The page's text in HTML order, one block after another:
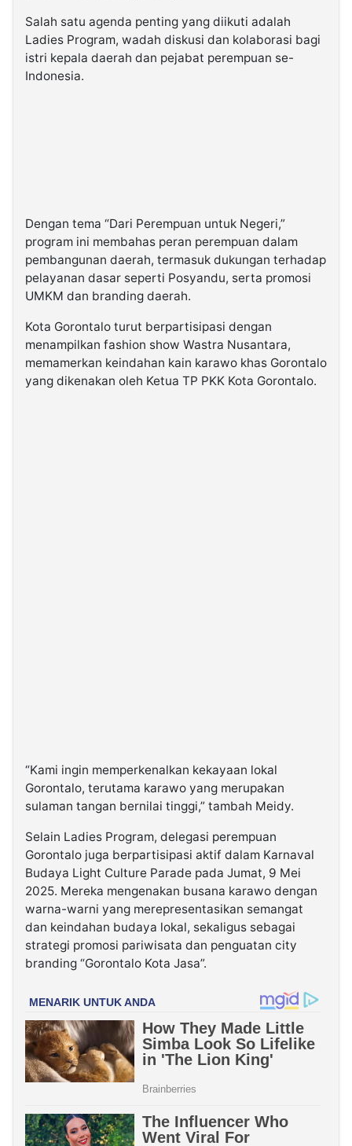
Salah satu agenda penting yang diikuti adalah
Ladies Program, wadah diskusi dan kolaborasi bagi
istri kepala daerah dan pejabat perempuan se-
Indonesia.
Dengan tema “Dari Perempuan untuk Negeri,”
program ini membahas peran perempuan dalam
pembangunan daerah, termasuk dukungan terhadap
pelayanan dasar seperti Posyandu, serta promosi
UMKM dan branding daerah.
Kota Gorontalo turut berpartisipasi dengan
menampilkan fashion show Wastra Nusantara,
memamerkan keindahan kain karawo khas Gorontalo
yang dikenakan oleh Ketua TP PKK Kota Gorontalo.
“Kami ingin memperkenalkan kekayaan lokal
Gorontalo, terutama karawo yang merupakan
sulaman tangan bernilai tinggi,” tambah Meidy.
Selain Ladies Program, delegasi perempuan
Gorontalo juga berpartisipasi aktif dalam Karnaval
Budaya Light Culture Parade pada Jumat, 9 Mei
2025. Mereka mengenakan busana karawo dengan
warna-warni yang merepresentasikan semangat
dan keindahan budaya lokal, sekaligus sebagai
strategi promosi pariwisata dan penguatan city
branding “Gorontalo Kota Jasa”.